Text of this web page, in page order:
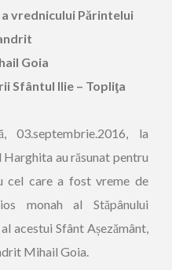
vrednicului Părintelui
Goia
Sfântul Ilie – Topliţa
03.septembrie.2016, la
au răsunat pentru
cel care a fost vreme de
monah al Stăpânului
acestui Sfânt Așezământ,
Mihail Goia.